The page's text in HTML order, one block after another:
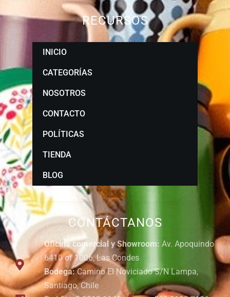
CONTÁCTANOS
Oficina comercial y Showroom: Av. Apoquindo
6410 of 1006, Las Condes
Bodega:Camino El Noviciado S/N Lampa,
Santiago, Chile
RECURSOS
INICIO
CATEGORÍAS
NOSOTROS
CONTACTO
POLÍTICAS
TIENDA
BLOG